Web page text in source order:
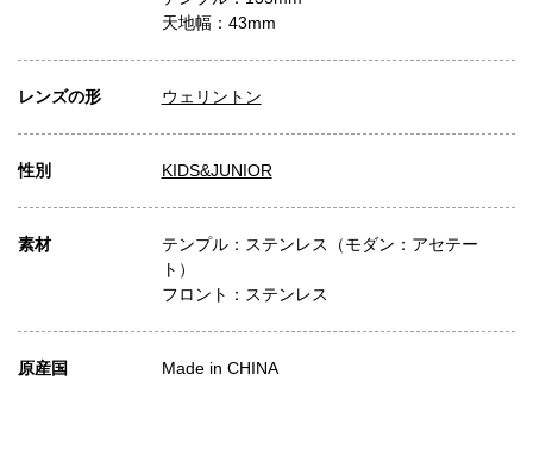
天地幅：43mm
レンズの形 ウェリントン
性別 KIDS&JUNIOR
素材
テンプル：ステンレス（モダン：アセテー
ト）
フロント：ステンレス
原産国 Made in CHINA